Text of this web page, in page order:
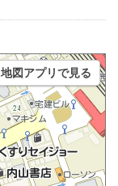
地図アプリで見る